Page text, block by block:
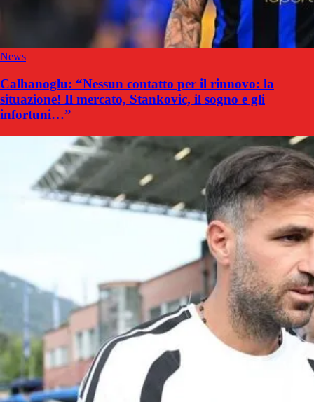
News
Calhanoglu: “Nessun contatto per il rinnovo: la
situazione! Il mercato, Stankovic, il sogno e gli
infortuni…”